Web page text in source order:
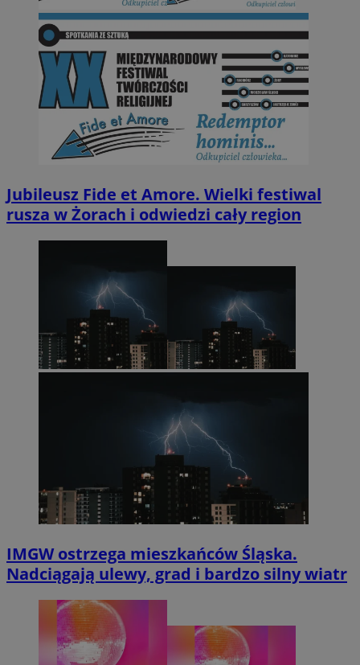
Jubileusz Fide et Amore. Wielki festiwal
rusza w Żorach i odwiedzi cały region
IMGW ostrzega mieszkańców Śląska.
Nadciągają ulewy, grad i bardzo silny wiatr